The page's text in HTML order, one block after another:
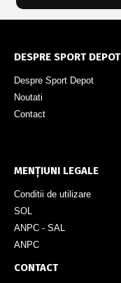
DESPRE SPORT DEPOT
Despre Sport Depot
Noutati
Contact
MENȚIUNI LEGALE
Conditii de utilizare
SOL
ANPC - SAL
ANPC
CONTACT